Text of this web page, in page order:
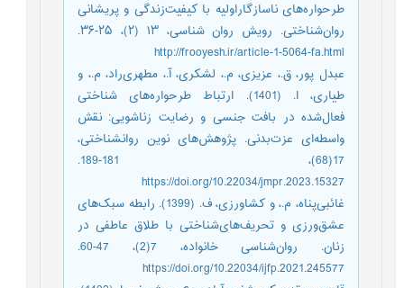
طرحواره‌های ناسازگاراولیه با کیفیت‌‌زندگی و پریشانی
روان‌شناختی. رویش روان شناسی، ۱۳ (۲)، ۲۵-۳۶.
http://frooyesh.ir/article-1-5064-fa.html
عبدل پور، ق.، عزیزی، م.، لشکری، آ.، مطهری‌‌راد، م.، و
طیاری، ا. (1401). ارتباط طرحواره‌‌های شناختی
فعال‌شده در بافت جنسی و رضایت زناشویی: نقش
واسطه‌‌ای عزت‌‌بدنی. پژوهش‌‌های نوین روانشناختی،
17(68)، 181-189.
https://doi.org/10.22034/jmpr.2023.15327
غائبی‌‌پناه، م.، و کشاورزی، ف. (1399). رابطه سبک‌‌های
عشق‌‌ورزی و تحریف‌‌های‌‌شناختی با طلاق عاطفی در
زنان. روان‌شناسی خانواده، 7(2)، 47-60.
https://doi.org/10.22034/ijfp.2021.245577